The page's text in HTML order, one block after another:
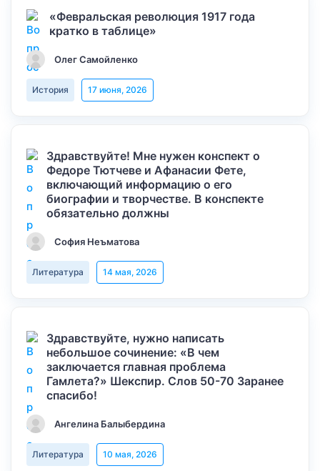
«Февральская революция 1917 года
кратко в таблице»
Олег Самойленко
История 17 июня, 2026
Здравствуйте! Мне нужен конспект о
Федоре Тютчеве и Афанасии Фете,
включающий информацию о его
биографии и творчестве. В конспекте
обязательно должны
София Неъматова
Литература 14 мая, 2026
Здравствуйте, нужно написать
небольшое сочинение: «В чем
заключается главная проблема
Гамлета?» Шекспир. Слов 50-70 Заранее
спасибо!
Ангелина Балыбердина
Литература 10 мая, 2026